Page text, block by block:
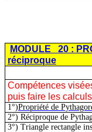
MODULE 20 :
réciproque
Compétences
puis faire les
1°)Propriété de
2°) Réciproque de
3°) Triangle rectangle